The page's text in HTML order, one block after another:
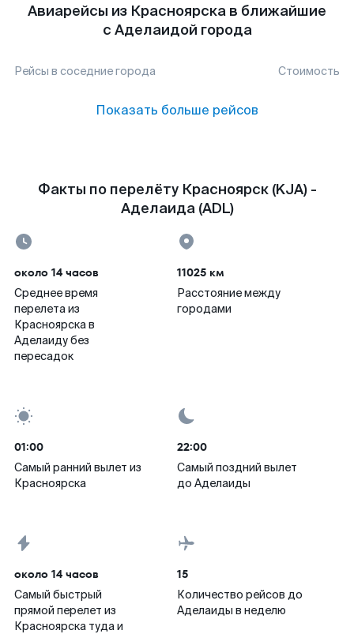
Авиарейсы из Красноярска в ближайшие
с Аделаидой города
Рейсы в соседние города Стоимость
Показать больше рейсов
Факты по перелёту Красноярск (KJA) -
Аделаида (ADL)
около 14 часов
Среднее время
перелета из
Красноярска в
Аделаиду без
пересадок
11025 км
Расстояние между
городами
01:00
Самый ранний вылет из
Красноярска
22:00
Самый поздний вылет
до Аделаиды
около 14 часов
Самый быстрый
прямой перелет из
Красноярска туда и
15
Количество рейсов до
Аделаиды в неделю